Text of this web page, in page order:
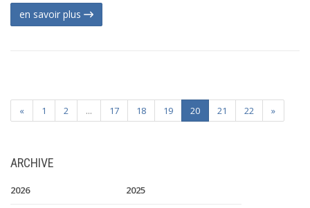
en savoir plus
« 1 2 ... 17 18 19 20 21 22 »
ARCHIVE
2026 2025